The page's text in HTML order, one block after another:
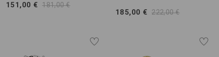
151,00 € 181,00 €
185,00 € 222,00 €